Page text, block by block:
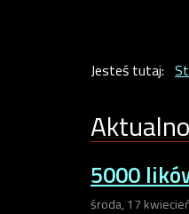
Jesteś tutaj:
5000
środa, 17